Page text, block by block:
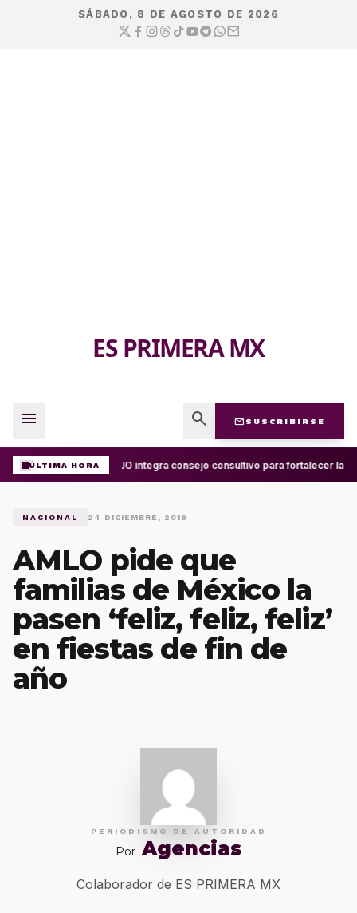
SÁBADO, 8 DE AGOSTO DE 2026
ES PRIMERA MX
menu search mail SUSCRIBIRSE
ÚLTIMA HORAUABJO integra consejo consultivo para fortalecer la
NACIONAL 24 DICIEMBRE, 2019
AMLO pide que
familias de México la
pasen ‘feliz, feliz, feliz’
en fiestas de fin de
año
PERIODISMO DE AUTORIDAD
Por Agencias
Colaborador de ES PRIMERA MX